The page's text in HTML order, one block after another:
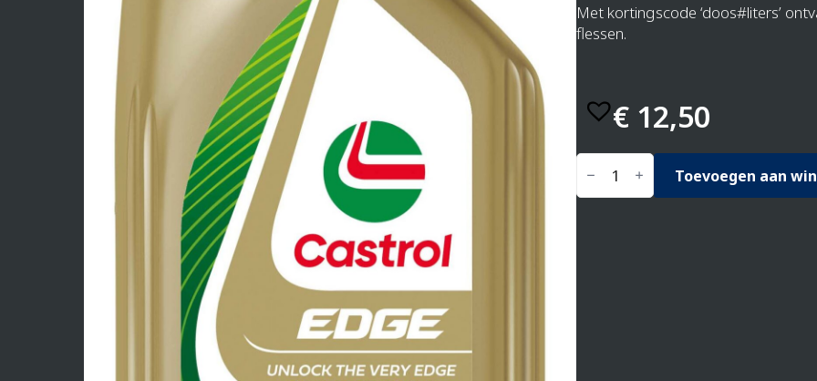
Met kortingscode ‘doos#liters’
flessen.
€ 12,50
Castrol
Edge
0W-
Toevoegen aan